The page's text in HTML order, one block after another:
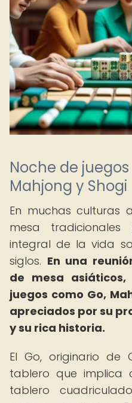
Noche de
Mahjong y Shogi
En muchas culturas
mesa
integral de la vida
siglos. En una
de mesa
juegos como Go,
apreciados por su
y su rica historia.
El Go, originario de
tablero que implica
tablero